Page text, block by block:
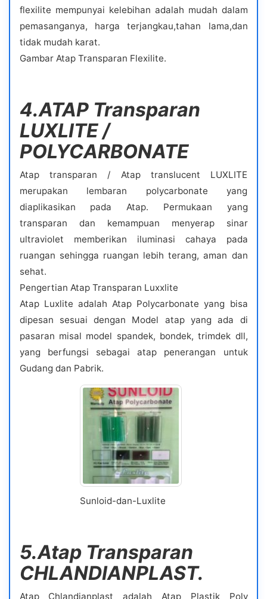
flexilite mempunyai kelebihan adalah mudah dalam
pemasanganya, harga terjangkau,tahan lama,dan
tidak mudah karat.
Gambar Atap Transparan Flexilite.
4.ATAP Transparan
LUXLITE /
POLYCARBONATE
Atap transparan / Atap translucent LUXLITE
merupakan lembaran polycarbonate yang
diaplikasikan pada Atap. Permukaan yang
transparan dan kemampuan menyerap sinar
ultraviolet memberikan iluminasi cahaya pada
ruangan sehingga ruangan lebih terang, aman dan
sehat.
Pengertian Atap Transparan Luxxlite
Atap Luxlite adalah Atap Polycarbonate yang bisa
dipesan sesuai dengan Model atap yang ada di
pasaran misal model spandek, bondek, trimdek dll,
yang berfungsi sebagai atap penerangan untuk
Gudang dan Pabrik.
Sunloid-dan-Luxlite
5.Atap Transparan
CHLANDIANPLAST.
Atap Chlandianplast adalah Atap Plastik Poly